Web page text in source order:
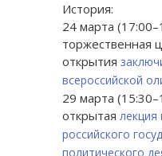
История:
24 марта
торжественная
открытия
всероссийской
29 марта
открытая лекция
российского
политического